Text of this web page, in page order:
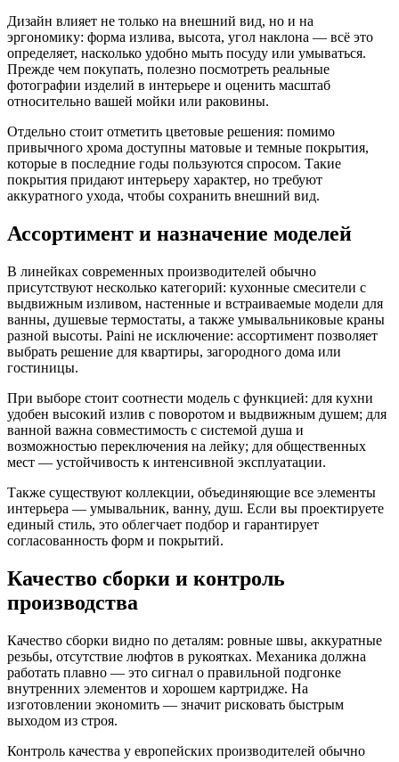
Дизайн влияет не только на внешний вид, но и на
эргономику: форма излива, высота, угол наклона — всё это
определяет, насколько удобно мыть посуду или умываться.
Прежде чем покупать, полезно посмотреть реальные
фотографии изделий в интерьере и оценить масштаб
относительно вашей мойки или раковины.
Отдельно стоит отметить цветовые решения: помимо
привычного хрома доступны матовые и темные покрытия,
которые в последние годы пользуются спросом. Такие
покрытия придают интерьеру характер, но требуют
аккуратного ухода, чтобы сохранить внешний вид.
Ассортимент и назначение моделей
В линейках современных производителей обычно
присутствуют несколько категорий: кухонные смесители с
выдвижным изливом, настенные и встраиваемые модели для
ванны, душевые термостаты, а также умывальниковые краны
разной высоты. Paini не исключение: ассортимент позволяет
выбрать решение для квартиры, загородного дома или
гостиницы.
При выборе стоит соотнести модель с функцией: для кухни
удобен высокий излив с поворотом и выдвижным душем; для
ванной важна совместимость с системой душа и
возможностью переключения на лейку; для общественных
мест — устойчивость к интенсивной эксплуатации.
Также существуют коллекции, объединяющие все элементы
интерьера — умывальник, ванну, душ. Если вы проектируете
единый стиль, это облегчает подбор и гарантирует
согласованность форм и покрытий.
Качество сборки и контроль
производства
Качество сборки видно по деталям: ровные швы, аккуратные
резьбы, отсутствие люфтов в рукоятках. Механика должна
работать плавно — это сигнал о правильной подгонке
внутренних элементов и хорошем картридже. На
изготовлении экономить — значит рисковать быстрым
выходом из строя.
Контроль качества у европейских производителей обычно